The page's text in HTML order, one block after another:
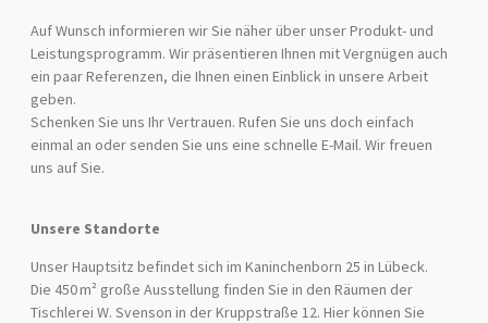
Auf Wunsch informieren wir Sie näher über unser Produkt- und
Leistungsprogramm. Wir präsentieren Ihnen mit Vergnügen auch
ein paar Referenzen, die Ihnen einen Einblick in unsere Arbeit
geben.
Schenken Sie uns Ihr Vertrauen. Rufen Sie uns doch einfach
einmal an oder senden Sie uns eine schnelle E-Mail. Wir freuen
uns auf Sie.
Unsere Standorte
Unser Hauptsitz befindet sich im Kaninchenborn 25 in Lübeck.
Die 450 m² große Ausstellung finden Sie in den Räumen der
Tischlerei W. Svenson in der Kruppstraße 12. Hier können Sie